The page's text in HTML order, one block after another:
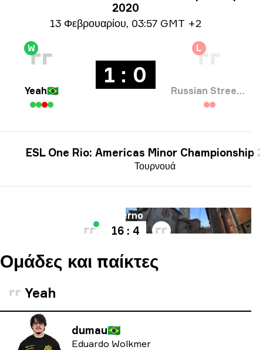
2020
Ημερομηνία13 Φεβρουαρίου, 03:57 GMT +2
W
Yeah🇧🇷
1 : 0
L
Russian Street Party
Τουρνουά
ESL One Rio: Americas Minor Championship
Inferno
16 : 4
Ομάδες και παίκτες
Yeah
dumau🇧🇷
Eduardo Wolkmer